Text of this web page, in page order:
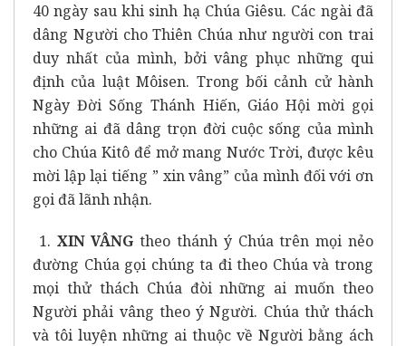
40 ngày sau khi sinh hạ Chúa Giêsu. Các ngài đã
dâng Người cho Thiên Chúa như người con trai
duy nhất của mình, bởi vâng phục những qui
định của luật Môisen. Trong bối cảnh cử hành
Ngày Đời Sống Thánh Hiến, Giáo Hội mời gọi
những ai đã dâng trọn đời cuộc sống của mình
cho Chúa Kitô để mở mang Nước Trời, được kêu
mời lập lại tiếng ” xin vâng” của mình đối với ơn
gọi đã lãnh nhận.
1. XIN VÂNG theo thánh ý Chúa trên mọi nẻo
đường Chúa gọi chúng ta đi theo Chúa và trong
mọi thử thách Chúa đòi những ai muốn theo
Người phải vâng theo ý Người. Chúa thử thách
và tôi luyện những ai thuộc về Người bằng ách